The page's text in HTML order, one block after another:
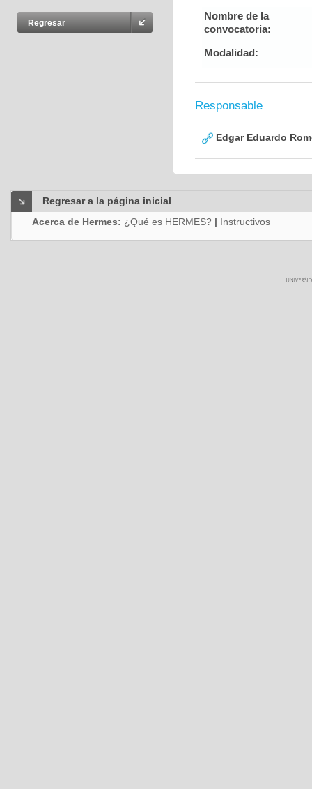
Regresar
Nombre de la
convocatoria:
Modalidad:
Responsable
Edgar Eduardo
Regresar a la página inicial
Acerca de Hermes: ¿Qué es HERMES? | Instructivos